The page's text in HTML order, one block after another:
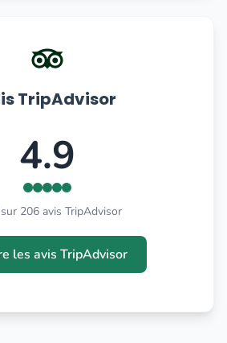
TripAdvisor
4.9
206 avis TripAdvisor
les avis TripAdvisor